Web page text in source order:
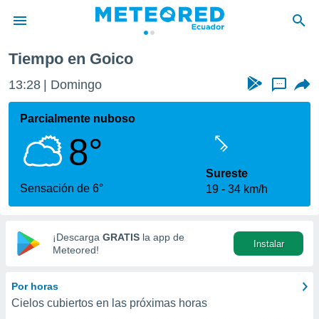
de
ha
que se
calidad.
a este
las
y
digital
basada
Tiempo en Goico
13:28 Domingo ...
Parcialmente nuboso
8°
Sensación de 6°
Sureste
19
34 km/h
¡Descarga GRATIS la app de
Meteored!
Instalar
Por horas
Cielos cubiertos en las próximas horas